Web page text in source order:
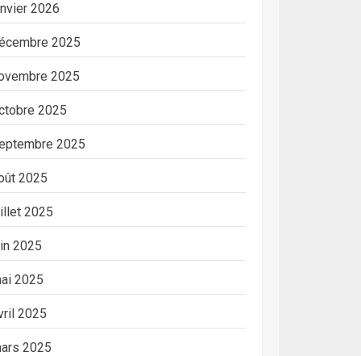
2026
2025
2025
2025
2025
2025
2025
2025
2025
2025
2025